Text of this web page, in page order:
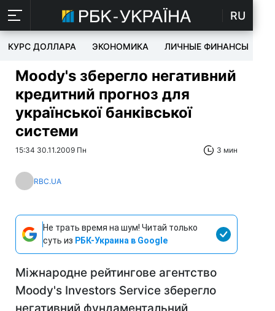
RU
КУРС ДОЛЛАРА ЭКОНОМИКА ЛИЧНЫЕ ФИНАНСЫ
Moody's зберегло негативний
кредитний прогноз для
української банківської
системи
15:34 30.11.2009 Пн 3 мин
RBC.UA
Не трать время на шум! Читай только
суть из РБК-Украина в Google
Міжнародне рейтингове агентство
Moody's Investors Service зберегло